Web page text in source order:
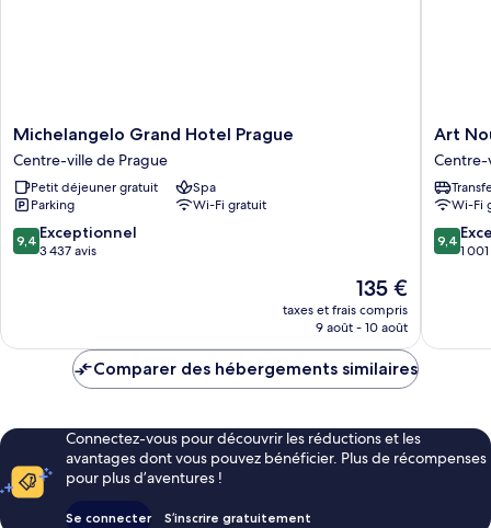
Michelangelo
Grand
Hotel
Prague
Centre-
ville
de
Michelangelo Grand Hotel Prague
Centre-ville de Prague
Petit déjeuner gratuit
Spa
Parking
Wi-Fi gratuit
9.4
sur
9,4 Exceptionnel
3 437 avis
Le
nouveau
prix
de
135 €
taxes et frais compris
9 août - 10 août
Art
Palace
Hotel
Centre-
ville
de
Art
Centre-
Wi-Fi
9.4
sur
9,4
1
Comparer des hébergements similaires
Connectez-vous pour découvrir les réductions et les
avantages dont vous pouvez bénéficier. Plus de récompenses
pour plus d’aventures !
Se connecter S’inscrire gratuitement